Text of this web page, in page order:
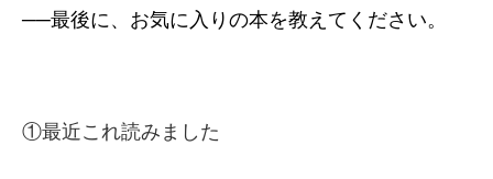
──最後に、お気に入りの本を教えてください。
①最近これ読みました